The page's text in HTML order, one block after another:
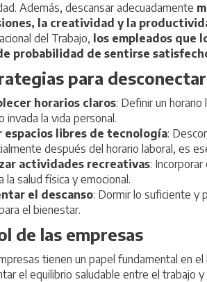
Además, descansar adecuadamente
la creatividad y la
del Trabajo, los empleados que
probabilidad de sentirse
para desconectar
horarios claros: Definir un
invada la vida personal.
espacios libres de tecnología:
después del horario laboral, es
actividades recreativas:
la salud física y emocional.
el descanso: Dormir lo suficiente y
el bienestar.
de las empresas
tienen un papel fundamental en
el equilibrio saludable entre el trabajo